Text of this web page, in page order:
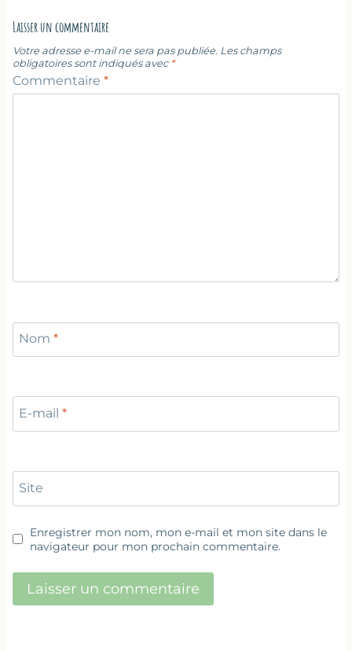
Laisser un commentaire
Votre adresse e-mail ne sera pas publiée. Les champs
obligatoires sont indiqués avec *
Commentaire *
Nom *
E-mail *
Site
Enregistrer mon nom, mon e-mail et mon site dans le
navigateur pour mon prochain commentaire.